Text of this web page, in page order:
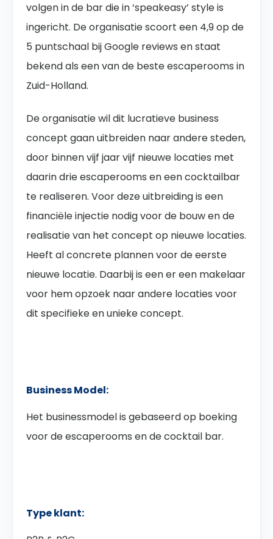
volgen in de bar die in ‘speakeasy’ style is
ingericht. De organisatie scoort een 4,9 op de
5 puntschaal bij Google reviews en staat
bekend als een van de beste escaperooms in
Zuid-Holland.
De organisatie wil dit lucratieve business
concept gaan uitbreiden naar andere steden,
door binnen vijf jaar vijf nieuwe locaties met
daarin drie escaperooms en een cocktailbar
te realiseren. Voor deze uitbreiding is een
financiële injectie nodig voor de bouw en de
realisatie van het concept op nieuwe locaties.
Heeft al concrete plannen voor de eerste
nieuwe locatie. Daarbij is een er een makelaar
voor hem opzoek naar andere locaties voor
dit specifieke en unieke concept.
Business Model:
Het businessmodel is gebaseerd op boeking
voor de escaperooms en de cocktail bar.
Type klant: